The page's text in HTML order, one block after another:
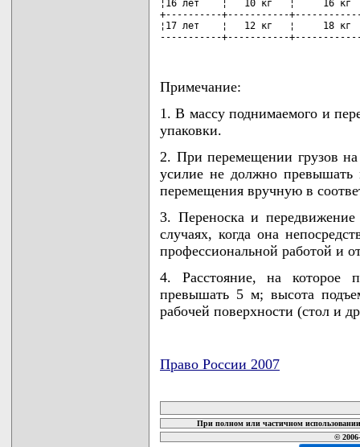
¦16 лет    ¦   10 кг   ¦     16
+----------+-----------
¦17 лет    ¦   12 кг   ¦     18
-----------+-----------
Примечание:
1. В массу поднимаемого и
упаковки.
2. При перемещении грузов на
усилие не должно превышать
перемещения вручную в
3. Переноска и передвижение
случаях, когда она
профессиональной работой и
4. Расстояние, на которое
превышать 5 м; высота
рабочей поверхности (стол и
Право России 2007
При полном или частичном
©